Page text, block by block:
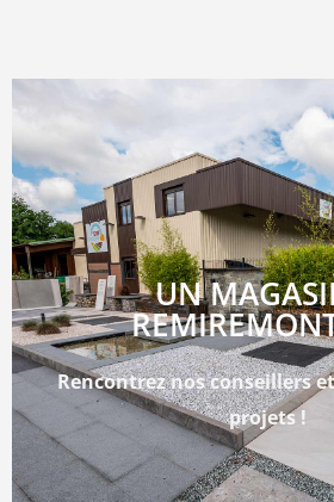
UN
Rencontrez nos conseillers
projets !